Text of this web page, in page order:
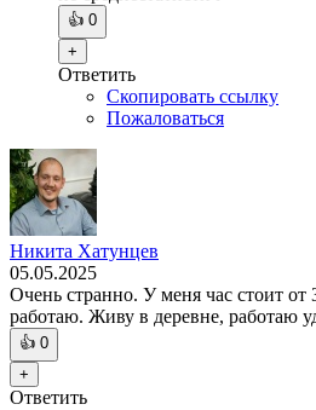
👍 0
+
Ответить
Скопировать ссылку
Пожаловаться
Никита Хатунцев
05.05.2025
Очень странно. У меня час стоит от
работаю. Живу в деревне, работаю
👍 0
+
Ответить